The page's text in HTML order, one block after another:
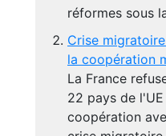
réformes sous
Crise
la coopération
La France
22 pays de
coopération